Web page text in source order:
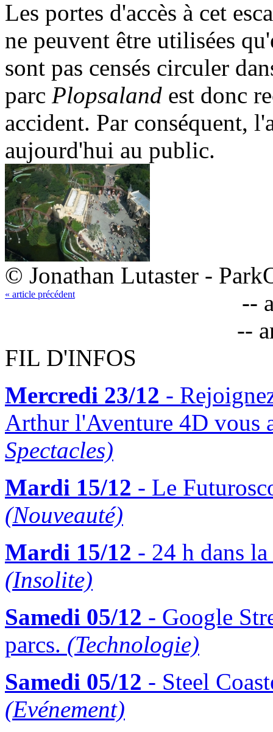
Les portes d'accès à cet
ne peuvent être utilisées
sont pas censés circuler
parc Plopsaland est donc
accident. Par conséquent,
aujourd'hui au public.
© Jonathan Lutaster -
« article précédent
--
--
FIL D'INFOS
Mercredi 23/12 -
Arthur l'Aventure 4D vous
Spectacles)
Mardi 15/12 - Le
(Nouveauté)
Mardi 15/12 - 24 h dans
(Insolite)
Samedi 05/12 - Google
parcs. (Technologie)
Samedi 05/12 - Steel
(Evénement)